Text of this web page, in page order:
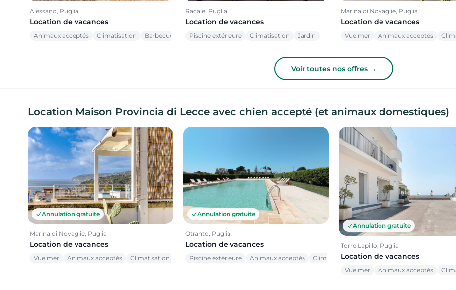
Alessano, Puglia
Location de vacances
Animaux acceptés Climatisation Barbecue
Racale, Puglia
Location de vacances
Piscine extérieure Climatisation Jardin
Marina di Novaglie, Puglia
Location de vacances
Vue mer Animaux acceptés
Voir toutes nos offres →
Location Maison Provincia di Lecce avec chien accepté (et animaux domestiques)
Annulation gratuite
Marina di Novaglie, Puglia
Location de vacances
Vue mer Animaux acceptés Climatisation
Annulation gratuite
Otranto, Puglia
Location de vacances
Piscine extérieure Animaux acceptés Climatisation
Annulation gratuite
Torre Lapillo, Puglia
Location de vacances
Vue mer Animaux acceptés